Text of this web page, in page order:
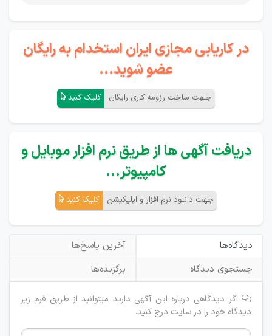
در کاریابی مجازی ایران استخدام به رایگان
عضو شوید...
جـهت ساخت رزومه کاری رایگان کلیک کنید
دریافت آگهی ها از طریق نرم افزار موبایل و
کامپیوتر...
جهت دانلود نرم افزار و اپلیکیشن کلیک کنید
دیدگاه‌ها
آخرین پاسخ‌ها
جستجوی دیدگاه
برگزیده‌ها
اگر دیدگاهی درباره این آگهی دارید میتوانید از طریق فرم زیر
دیدگاه خود را در سایت درج کنید.